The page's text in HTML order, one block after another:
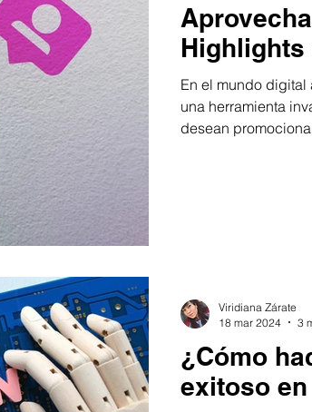
Highlights
En el mundo digital
una herramienta
desean
¿Cómo
exitoso en
Viridiana Zárate
18 mar 2024
3